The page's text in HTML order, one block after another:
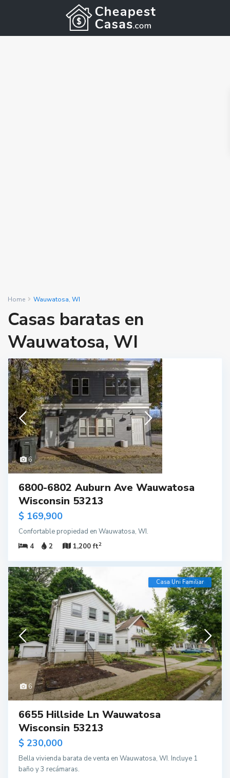
Home Wauwatosa, WI
Casas baratas en
Wauwatosa, WI
6
6800-6802 Auburn Ave Wauwatosa
Wisconsin 53213
$ 169,900
Confortable propiedad en Wauwatosa, WI.
4
2 1,200 ft2
6
Casa Uni Familiar
6655 Hillside Ln Wauwatosa
Wisconsin 53213
$ 230,000
Bella vivienda barata de venta en Wauwatosa, WI. Incluye 1
baño y 3 recámaras.